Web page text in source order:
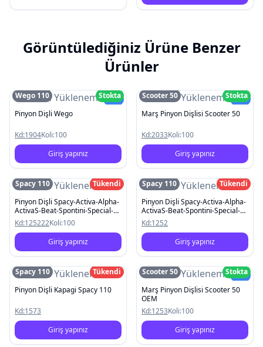
Görüntülediğiniz Ürüne Benzer
Ürünler
Resim YüklenemediYeni
Wego 110
Stokta
Pinyon Dişli Wego
Kd:1904Koli:100
Giriş yapınız
Resim YüklenemediYeni
Scooter 50
Stokta
Marş Pinyon Dişlisi Scooter 50
Kd:2033Koli:100
Giriş yapınız
Resim Yüklenemedi
Spacy 110
Tükendi
Pinyon Dişli Spacy-Activa-Alpha-
ActivaS-Beat-Spontini-Special-
Pleasure
Kd:125222Koli:100
Giriş yapınız
Resim Yüklenemedi
Spacy 110
Tükendi
Pinyon Dişli Spacy-Activa-Alpha-
ActivaS-Beat-Spontini-Special-
Pleasure
Kd:1252
Giriş yapınız
Resim Yüklenemedi
Spacy 110
Tükendi
Pinyon Dişli Kapagi Spacy 110
Kd:1573
Giriş yapınız
Resim YüklenemediYeni
Scooter 50
Stokta
Marş Pinyon Dişlisi Scooter 50
OEM
Kd:1253Koli:100
Giriş yapınız